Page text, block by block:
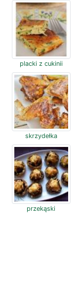
placki z cukinii
skrzydełka
przekąski